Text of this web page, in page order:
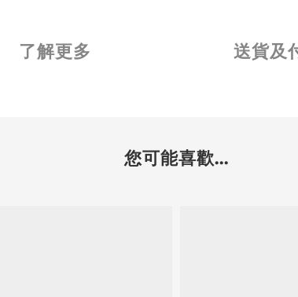
了解更多 送貨及
您可能喜歡...